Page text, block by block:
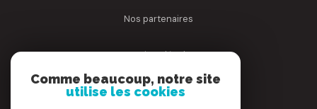
nos partenaires
mentions légales
admin
Comme beaucoup, notre site
utilise les cookies